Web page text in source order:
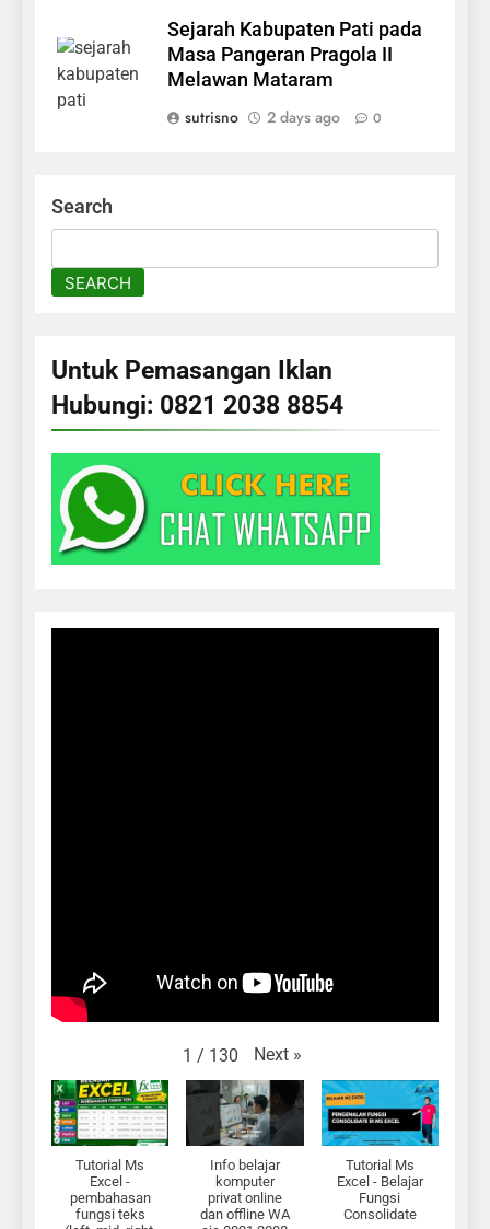
Sejarah Kabupaten Pati pada
Masa Pangeran Pragola II
Melawan Mataram
sutrisno
2 days ago 0
Search
SEARCH
Untuk Pemasangan Iklan
Hubungi: 0821 2038 8854
1 / 130 Next »
Tutorial Ms
Excel -
pembahasan
fungsi teks
Info belajar
komputer
privat online
dan offline WA
Tutorial Ms
Excel - Belajar
Fungsi
Consolidate